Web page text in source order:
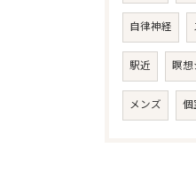
自律神経
駅近 瞑想
メンズ 個